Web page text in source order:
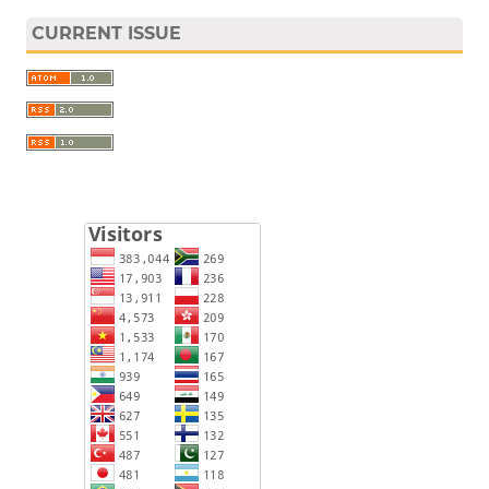
CURRENT ISSUE